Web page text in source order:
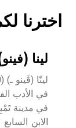
اخترنا
لينا
الابن